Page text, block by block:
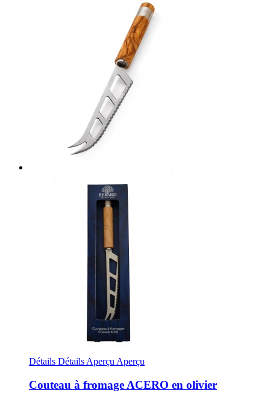
Détails Détails Aperçu Aperçu
Couteau à fromage ACERO en olivier